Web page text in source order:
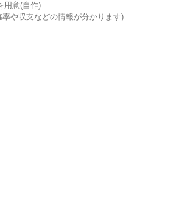
用意(自作)
や収支などの情報が分かります)